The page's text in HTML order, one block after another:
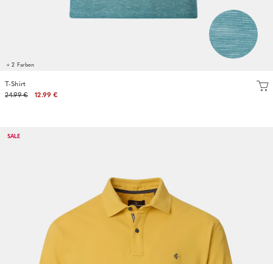
+ 2 Farben
T-Shirt
24.99 €
12.99 €
SALE